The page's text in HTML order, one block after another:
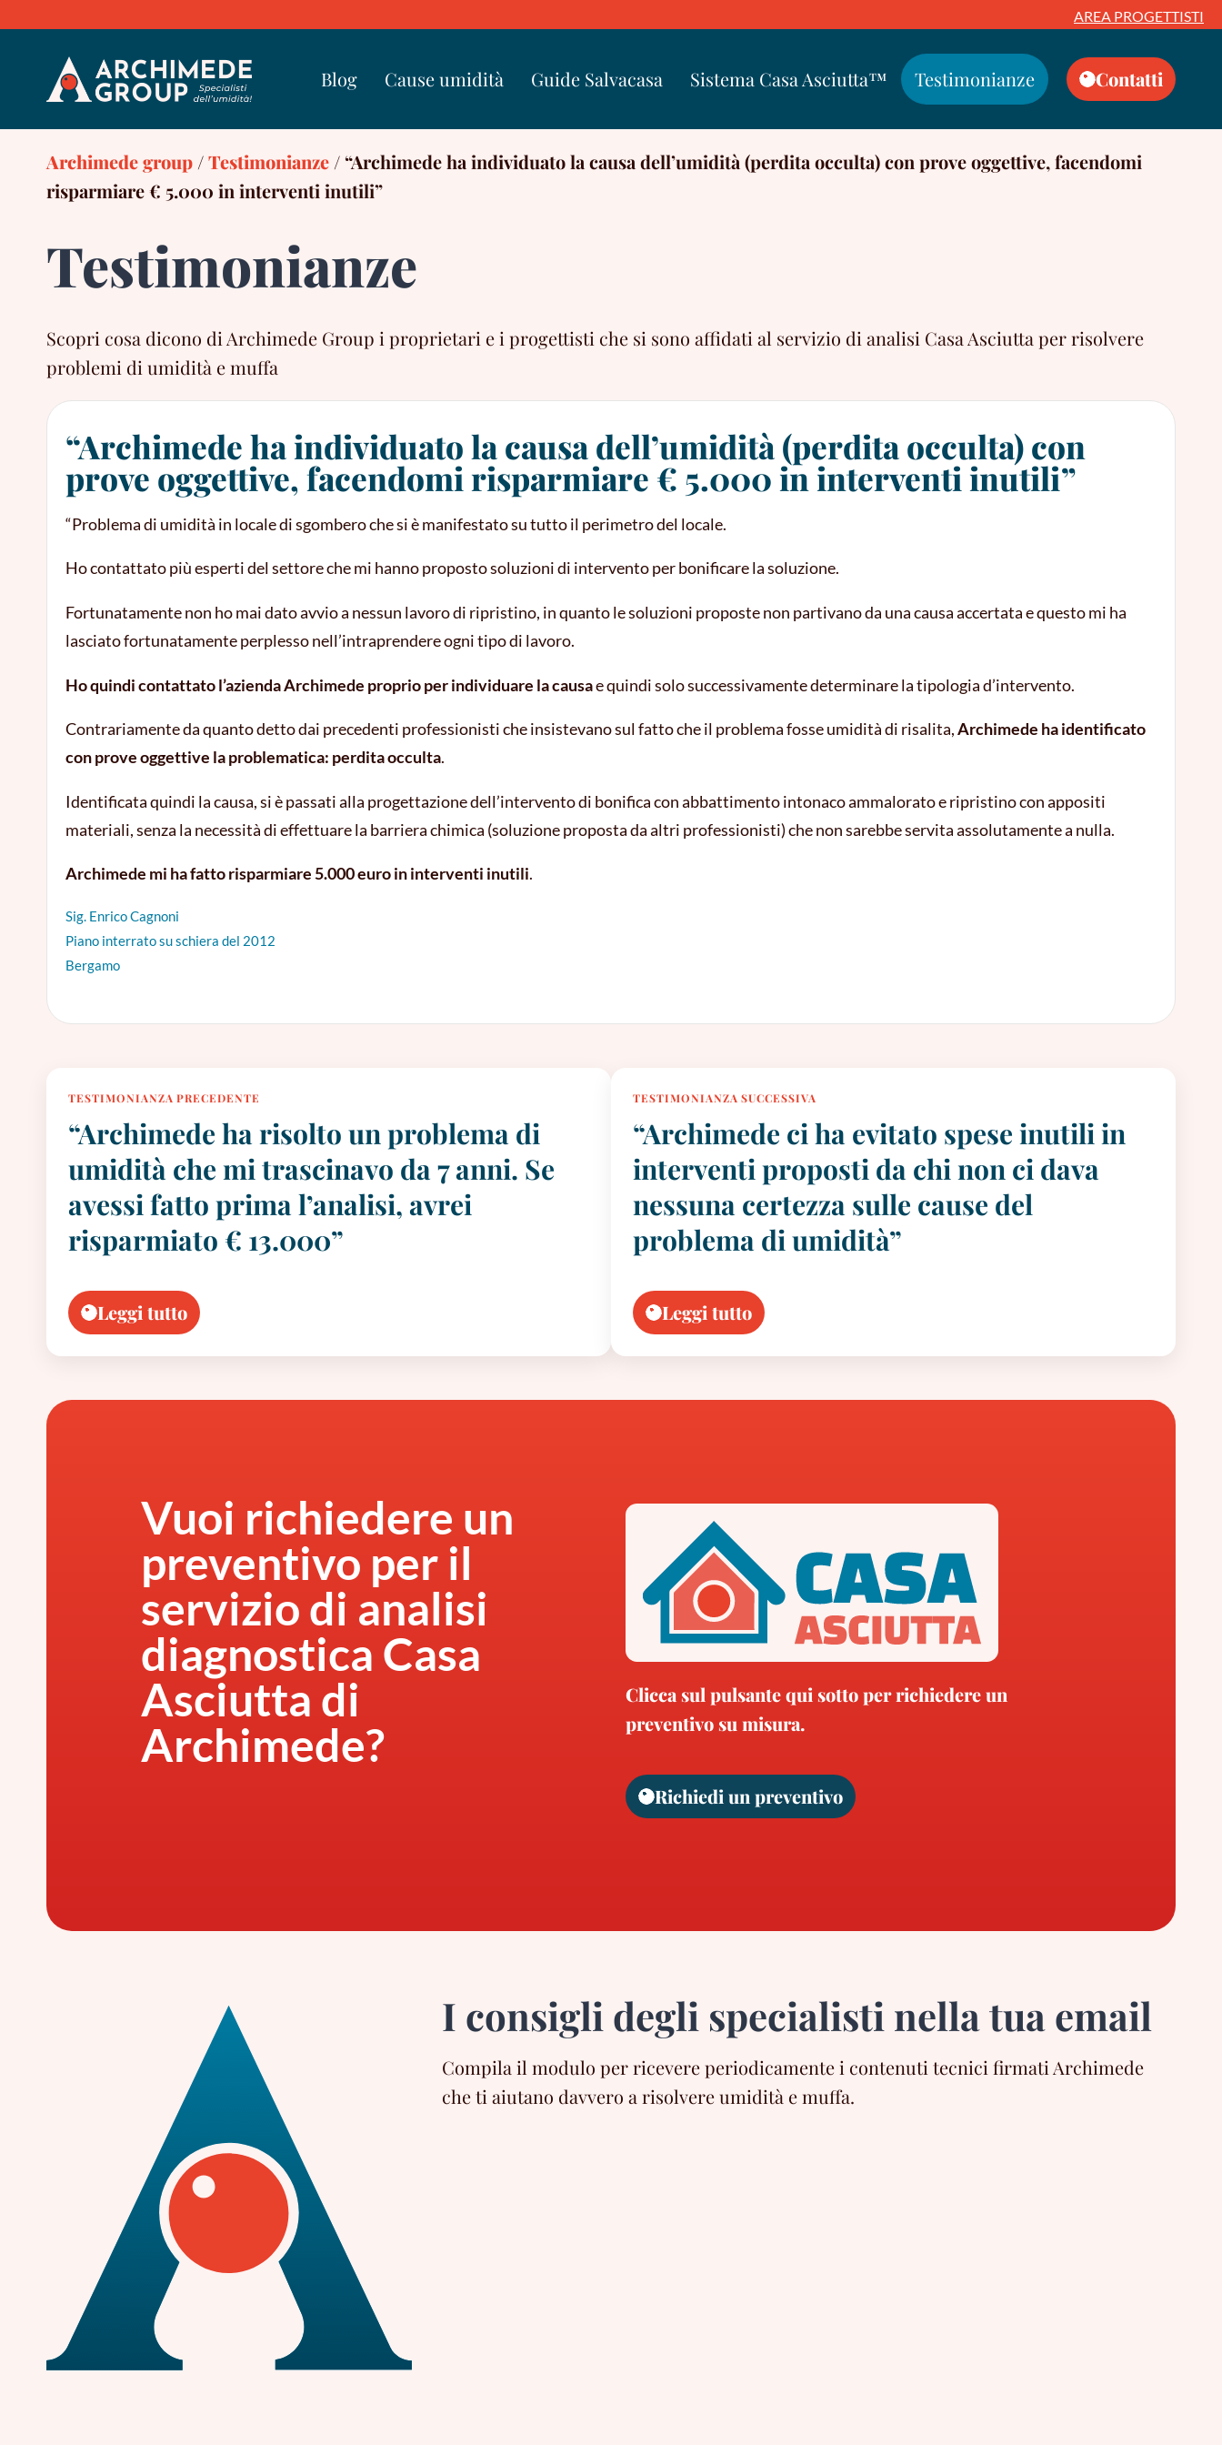
content
AREA PROGETTISTI
Blog Cause umidità Guide Salvacasa Sistema Casa Asciutta™ Testimonianze Contatti
Archimede group /Testimonianze / “Archimede ha individuato la causa dell’umidità (perdita occulta) con prove oggettive, facendomi
risparmiare € 5.000 in interventi inutili”
Testimonianze
Scopri cosa dicono di Archimede Group i proprietari e i progettisti che si sono affidati al servizio di analisi Casa Asciutta per risolvere
problemi di umidità e muffa
“Archimede ha individuato la causa dell’umidità (perdita occulta) con
prove oggettive, facendomi risparmiare € 5.000 in interventi inutili”
“Problema di umidità in locale di sgombero che si è manifestato su tutto il perimetro del locale.
Ho contattato più esperti del settore che mi hanno proposto soluzioni di intervento per bonificare la soluzione.
Fortunatamente non ho mai dato avvio a nessun lavoro di ripristino, in quanto le soluzioni proposte non partivano da una causa accertata e questo mi ha
lasciato fortunatamente perplesso nell’intraprendere ogni tipo di lavoro.
Ho quindi contattato l’azienda Archimede proprio per individuare la causae quindi solo successivamente determinare la tipologia d’intervento.
Contrariamente da quanto detto dai precedenti professionisti che insistevano sul fatto che il problema fosse umidità di risalita,Archimede ha identificato
con prove oggettive la problematica: perdita occulta.
Identificata quindi la causa, si è passati alla progettazione dell’intervento di bonifica con abbattimento intonaco ammalorato e ripristino con appositi
materiali, senza la necessità di effettuare la barriera chimica (soluzione proposta da altri professionisti) che non sarebbe servita assolutamente a nulla.
Archimede mi ha fatto risparmiare 5.000 euro in interventi inutili.
Sig. Enrico Cagnoni
Piano interrato su schiera del 2012
Bergamo
TESTIMONIANZA PRECEDENTE
“Archimede ha risolto un problema di
umidità che mi trascinavo da 7 anni. Se
avessi fatto prima l’analisi, avrei
risparmiato € 13.000”
Leggi tutto
TESTIMONIANZA SUCCESSIVA
“Archimede ci ha evitato spese inutili in
interventi proposti da chi non ci dava
nessuna certezza sulle cause del
problema di umidità”
Leggi tutto
Vuoi richiedere un
preventivo per il
servizio di analisi
diagnostica Casa
Asciutta di
Archimede?
Clicca sul pulsante qui sotto per richiedere un
preventivo su misura.
Richiedi un preventivo
I consigli degli specialisti nella tua email
Compila il modulo per ricevere periodicamente i contenuti tecnici firmati Archimede
che ti aiutano davvero a risolvere umidità e muffa.